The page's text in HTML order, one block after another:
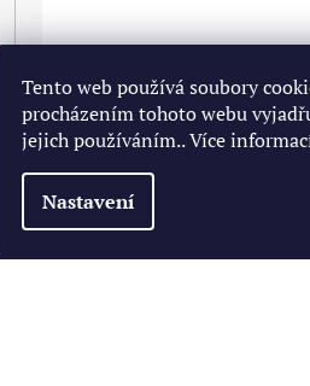
Tento web používá soubory
procházením tohoto webu
jejich používáním.. Více
Nastavení